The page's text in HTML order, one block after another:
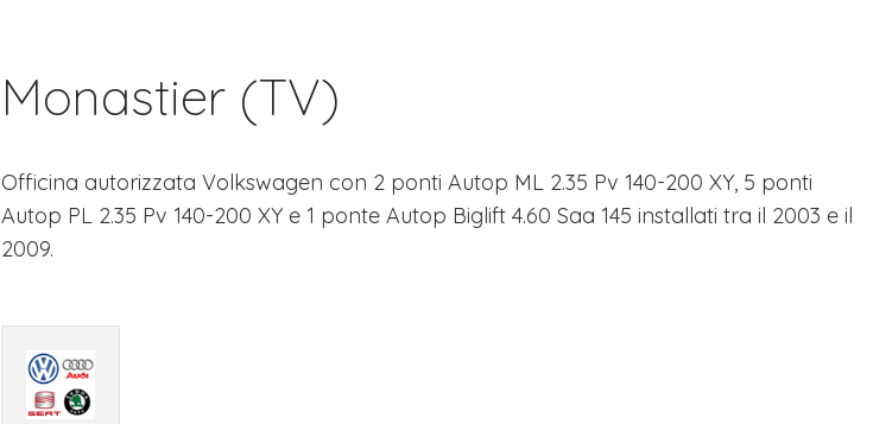
Monastier (TV)
Officina autorizzata Volkswagen con 2 ponti Autop ML 2.35 Pv 140-200 XY, 5 ponti
Autop PL 2.35 Pv 140-200 XY e 1 ponte Autop Biglift 4.60 Saa 145 installati tra il 2003 e il
2009.